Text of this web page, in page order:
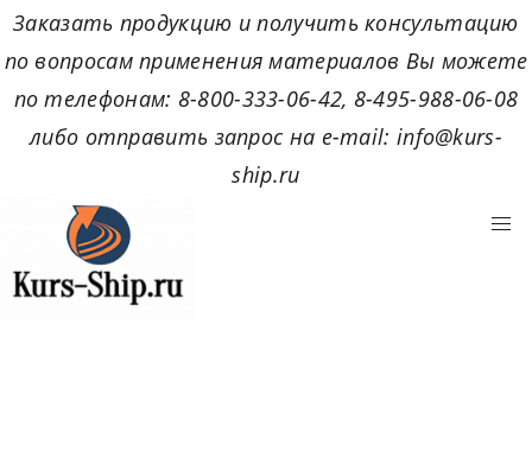
Заказать продукцию и получить консультацию
по вопросам применения материалов Вы можете
по телефонам: 8-800-333-06-42, 8-495-988-06-08
либо отправить запрос на e-mail: info@kurs-
ship.ru